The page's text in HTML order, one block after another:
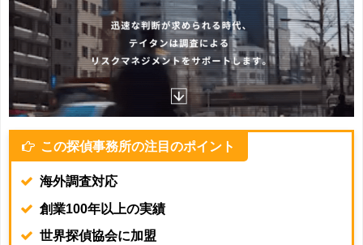
この探偵事務所の注目のポイント
海外調査対応
創業100年以上の実績
世界探偵協会に加盟